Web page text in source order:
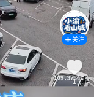
关注
1